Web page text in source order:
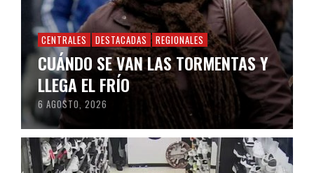
CENTRALES DESTACADAS REGIONALES
CUÁNDO SE VAN LAS TORMENTAS Y
LLEGA EL FRÍO
6 AGOSTO, 2026